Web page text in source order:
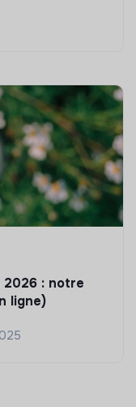
2026 : notre
ligne)